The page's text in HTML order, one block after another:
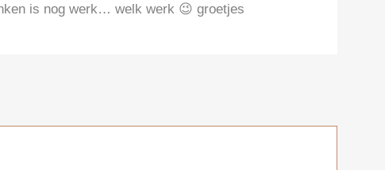
is nog werk… welk werk 😉 groetjes